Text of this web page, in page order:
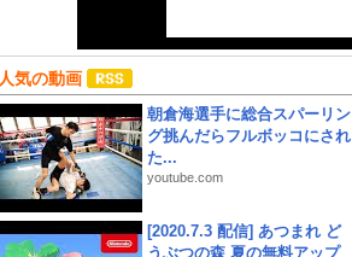
人気の動画
朝倉海選手に総合スパーリン
グ挑んだらフルボッコにされ
た...
youtube.com
[2020.7.3 配信] あつまれ ど
うぶつの森 夏の無料アップ